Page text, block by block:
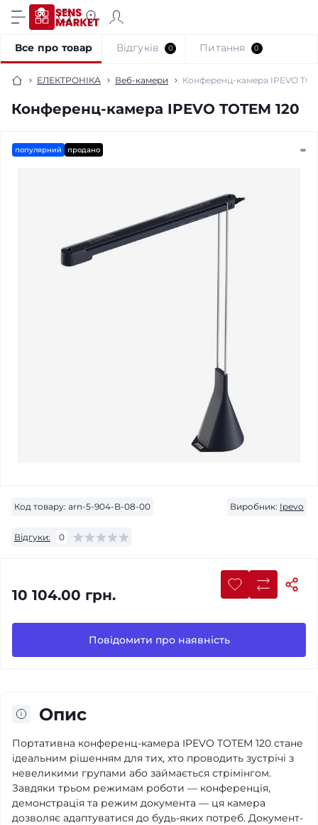
ЕЛЕКТРОНІКА Веб-камери Конференц-камера IPEVO
Конференц-камера IPEVO TOTEM 120
Все про товар Відгуків 0 Питання 0
популярний продано
Код товару: arn-5-904-B-08-00 Виробник: Ipevo
Відгуки: 0
10 104.00 грн.
Повідомити про наявність
Опис
Портативна конференц-камера IPEVO TOTEM 120 стане
ідеальним рішенням для тих, хто проводить зустрічі з
невеликими групами або займається стрімінгом.
Завдяки трьом режимам роботи — конференція,
демонстрація та режим документа — ця камера
дозволяє адаптуватися до будь-яких потреб. Документ-